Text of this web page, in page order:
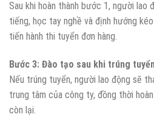
Sau khi hoàn thành bước 1, người lao
tiếng, học tay nghề và định hướng
tiến hành thi tuyển đơn hàng.
Bước 3: Đào tạo sau khi trúng
Nếu trúng tuyển, người lao động sẽ
trung tâm của công ty, đồng thời
còn lại.